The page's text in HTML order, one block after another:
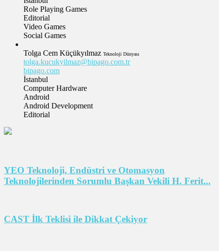
Role Playing Games
Editorial
Video Games
Social Games
Tolga Cem Küçükyılmaz Teknoloji Dünyası
tolga.kucukyilmaz@bipago.com.tr
bipago.com
İstanbul
Computer Hardware
Android
Android Development
Editorial
YEO Teknoloji, Endüstri ve Otomasyon
Teknolojilerinden Sorumlu Başkan Vekili H. Ferit...
CAST İlk Teklisi ile Dikkat Çekiyor